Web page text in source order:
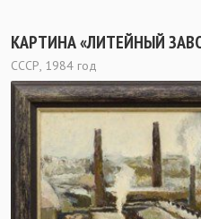
КАРТИНА «ЛИТЕЙНЫЙ
СССР, 1984 год